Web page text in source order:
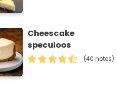
Cheescake
speculoos
(40 notes)